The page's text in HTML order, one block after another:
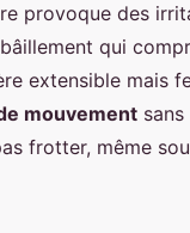
provoque des
qui
extensible mais
mouvement
frotter, même